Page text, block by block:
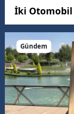
İki Otomobil
Gündem